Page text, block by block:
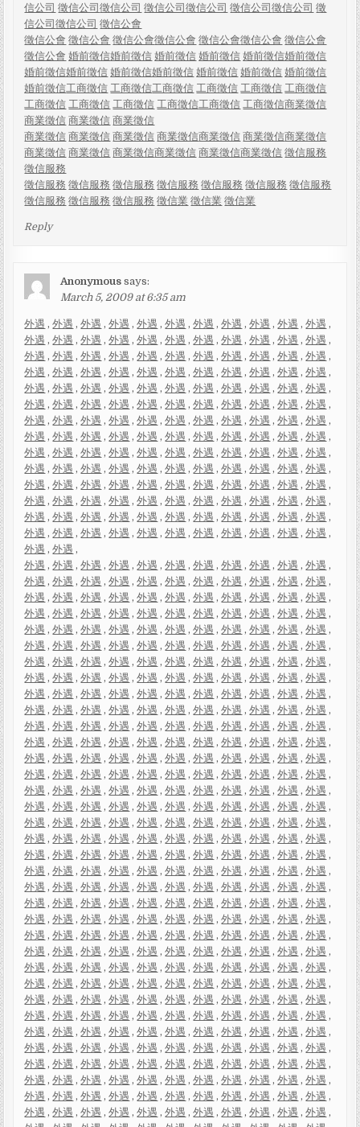
信公司 徵信公司徵信公司 徵信公司徵信公司 徵信公司徵信公司 徵
信公司徵信公司 徵信公會
徵信公會 徵信公會 徵信公會徵信公會 徵信公會徵信公會 徵信公會
徵信公會 婚前徵信婚前徵信 婚前徵信 婚前徵信 婚前徵信婚前徵信
婚前徵信婚前徵信 婚前徵信婚前徵信 婚前徵信 婚前徵信 婚前徵信
婚前徵信工商徵信 工商徵信工商徵信 工商徵信 工商徵信 工商徵信
工商徵信 工商徵信 工商徵信 工商徵信工商徵信 工商徵信商業徵信
商業徵信 商業徵信 商業徵信
商業徵信 商業徵信 商業徵信 商業徵信商業徵信 商業徵信商業徵信
商業徵信 商業徵信 商業徵信商業徵信 商業徵信商業徵信 徵信服務
徵信服務
徵信服務 徵信服務 徵信服務 徵信服務 徵信服務 徵信服務 徵信服務
徵信服務 徵信服務 徵信服務 徵信業 徵信業 徵信業
Reply
Anonymous says:
March 5, 2009 at 6:35 am
外遇 ,外遇 ,外遇 ,外遇 ,外遇 ,外遇 ,外遇 ,外遇 ,外遇 ,外遇 ,外遇 ,
外遇 ,外遇 ,外遇 ,外遇 ,外遇 ,外遇 ,外遇 ,外遇 ,外遇 ,外遇 ,外遇 ,
外遇 ,外遇 ,外遇 ,外遇 ,外遇 ,外遇 ,外遇 ,外遇 ,外遇 ,外遇 ,外遇 ,
外遇 ,外遇 ,外遇 ,外遇 ,外遇 ,外遇 ,外遇 ,外遇 ,外遇 ,外遇 ,外遇 ,
外遇 ,外遇 ,外遇 ,外遇 ,外遇 ,外遇 ,外遇 ,外遇 ,外遇 ,外遇 ,外遇 ,
外遇 ,外遇 ,外遇 ,外遇 ,外遇 ,外遇 ,外遇 ,外遇 ,外遇 ,外遇 ,外遇 ,
外遇 ,外遇 ,外遇 ,外遇 ,外遇 ,外遇 ,外遇 ,外遇 ,外遇 ,外遇 ,外遇 ,
外遇 ,外遇 ,外遇 ,外遇 ,外遇 ,外遇 ,外遇 ,外遇 ,外遇 ,外遇 ,外遇 ,
外遇 ,外遇 ,外遇 ,外遇 ,外遇 ,外遇 ,外遇 ,外遇 ,外遇 ,外遇 ,外遇 ,
外遇 ,外遇 ,外遇 ,外遇 ,外遇 ,外遇 ,外遇 ,外遇 ,外遇 ,外遇 ,外遇 ,
外遇 ,外遇 ,外遇 ,外遇 ,外遇 ,外遇 ,外遇 ,外遇 ,外遇 ,外遇 ,外遇 ,
外遇 ,外遇 ,外遇 ,外遇 ,外遇 ,外遇 ,外遇 ,外遇 ,外遇 ,外遇 ,外遇 ,
外遇 ,外遇 ,外遇 ,外遇 ,外遇 ,外遇 ,外遇 ,外遇 ,外遇 ,外遇 ,外遇 ,
外遇 ,外遇 ,外遇 ,外遇 ,外遇 ,外遇 ,外遇 ,外遇 ,外遇 ,外遇 ,外遇 ,
外遇 ,外遇 ,
外遇 ,外遇 ,外遇 ,外遇 ,外遇 ,外遇 ,外遇 ,外遇 ,外遇 ,外遇 ,外遇 ,
外遇 ,外遇 ,外遇 ,外遇 ,外遇 ,外遇 ,外遇 ,外遇 ,外遇 ,外遇 ,外遇 ,
外遇 ,外遇 ,外遇 ,外遇 ,外遇 ,外遇 ,外遇 ,外遇 ,外遇 ,外遇 ,外遇 ,
外遇 ,外遇 ,外遇 ,外遇 ,外遇 ,外遇 ,外遇 ,外遇 ,外遇 ,外遇 ,外遇 ,
外遇 ,外遇 ,外遇 ,外遇 ,外遇 ,外遇 ,外遇 ,外遇 ,外遇 ,外遇 ,外遇 ,
外遇 ,外遇 ,外遇 ,外遇 ,外遇 ,外遇 ,外遇 ,外遇 ,外遇 ,外遇 ,外遇 ,
外遇 ,外遇 ,外遇 ,外遇 ,外遇 ,外遇 ,外遇 ,外遇 ,外遇 ,外遇 ,外遇 ,
外遇 ,外遇 ,外遇 ,外遇 ,外遇 ,外遇 ,外遇 ,外遇 ,外遇 ,外遇 ,外遇 ,
外遇 ,外遇 ,外遇 ,外遇 ,外遇 ,外遇 ,外遇 ,外遇 ,外遇 ,外遇 ,外遇 ,
外遇 ,外遇 ,外遇 ,外遇 ,外遇 ,外遇 ,外遇 ,外遇 ,外遇 ,外遇 ,外遇 ,
外遇 ,外遇 ,外遇 ,外遇 ,外遇 ,外遇 ,外遇 ,外遇 ,外遇 ,外遇 ,外遇 ,
外遇 ,外遇 ,外遇 ,外遇 ,外遇 ,外遇 ,外遇 ,外遇 ,外遇 ,外遇 ,外遇 ,
外遇 ,外遇 ,外遇 ,外遇 ,外遇 ,外遇 ,外遇 ,外遇 ,外遇 ,外遇 ,外遇 ,
外遇 ,外遇 ,外遇 ,外遇 ,外遇 ,外遇 ,外遇 ,外遇 ,外遇 ,外遇 ,外遇 ,
外遇 ,外遇 ,外遇 ,外遇 ,外遇 ,外遇 ,外遇 ,外遇 ,外遇 ,外遇 ,外遇 ,
外遇 ,外遇 ,外遇 ,外遇 ,外遇 ,外遇 ,外遇 ,外遇 ,外遇 ,外遇 ,外遇 ,
外遇 ,外遇 ,外遇 ,外遇 ,外遇 ,外遇 ,外遇 ,外遇 ,外遇 ,外遇 ,外遇 ,
外遇 ,外遇 ,外遇 ,外遇 ,外遇 ,外遇 ,外遇 ,外遇 ,外遇 ,外遇 ,外遇 ,
外遇 ,外遇 ,外遇 ,外遇 ,外遇 ,外遇 ,外遇 ,外遇 ,外遇 ,外遇 ,外遇 ,
外遇 ,外遇 ,外遇 ,外遇 ,外遇 ,外遇 ,外遇 ,外遇 ,外遇 ,外遇 ,外遇 ,
外遇 ,外遇 ,外遇 ,外遇 ,外遇 ,外遇 ,外遇 ,外遇 ,外遇 ,外遇 ,外遇 ,
外遇 ,外遇 ,外遇 ,外遇 ,外遇 ,外遇 ,外遇 ,外遇 ,外遇 ,外遇 ,外遇 ,
外遇 ,外遇 ,外遇 ,外遇 ,外遇 ,外遇 ,外遇 ,外遇 ,外遇 ,外遇 ,外遇 ,
外遇 ,外遇 ,外遇 ,外遇 ,外遇 ,外遇 ,外遇 ,外遇 ,外遇 ,外遇 ,外遇 ,
外遇 ,外遇 ,外遇 ,外遇 ,外遇 ,外遇 ,外遇 ,外遇 ,外遇 ,外遇 ,外遇 ,
外遇 ,外遇 ,外遇 ,外遇 ,外遇 ,外遇 ,外遇 ,外遇 ,外遇 ,外遇 ,外遇 ,
外遇 ,外遇 ,外遇 ,外遇 ,外遇 ,外遇 ,外遇 ,外遇 ,外遇 ,外遇 ,外遇 ,
外遇 ,外遇 ,外遇 ,外遇 ,外遇 ,外遇 ,外遇 ,外遇 ,外遇 ,外遇 ,外遇 ,
外遇 ,外遇 ,外遇 ,外遇 ,外遇 ,外遇 ,外遇 ,外遇 ,外遇 ,外遇 ,外遇 ,
外遇 ,外遇 ,外遇 ,外遇 ,外遇 ,外遇 ,外遇 ,外遇 ,外遇 ,外遇 ,外遇 ,
外遇 ,外遇 ,外遇 ,外遇 ,外遇 ,外遇 ,外遇 ,外遇 ,外遇 ,外遇 ,外遇 ,
外遇 ,外遇 ,外遇 ,外遇 ,外遇 ,外遇 ,外遇 ,外遇 ,外遇 ,外遇 ,外遇 ,
外遇 ,外遇 ,外遇 ,外遇 ,外遇 ,外遇 ,外遇 ,外遇 ,外遇 ,外遇 ,外遇 ,
外遇 ,外遇 ,外遇 ,外遇 ,外遇 ,外遇 ,外遇 ,外遇 ,外遇 ,外遇 ,外遇 ,
外遇 ,外遇 ,外遇 ,外遇 ,外遇 ,外遇 ,外遇 ,外遇 ,外遇 ,外遇 ,外遇 ,